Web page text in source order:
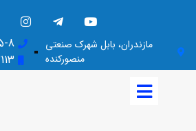
مازندران، بابل شهرک صنعتی
منصورکنده
8